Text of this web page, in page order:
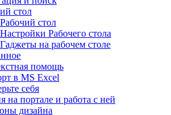
стол
Рабочий стол
Настройки Рабочего стола
Гаджеты на рабочем столе
помощь
в MS Excel
себя
на портале и работа с ней
дизайна